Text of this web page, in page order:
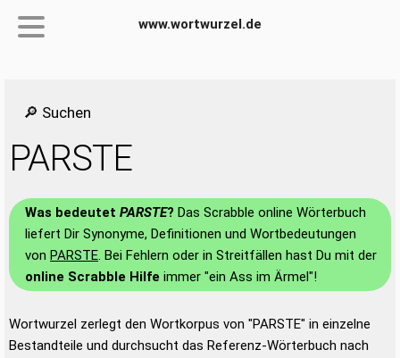
www.wortwurzel.de
🔎 Suchen
PARSTE
Was bedeutet PARSTE? Das Scrabble online Wörterbuch
liefert Dir Synonyme, Definitionen und Wortbedeutungen
von PARSTE. Bei Fehlern oder in Streitfällen hast Du mit der
online Scrabble Hilfe immer "ein Ass im Ärmel"!
Wortwurzel zerlegt den Wortkorpus von "PARSTE" in einzelne
Bestandteile und durchsucht das Referenz-Wörterbuch nach